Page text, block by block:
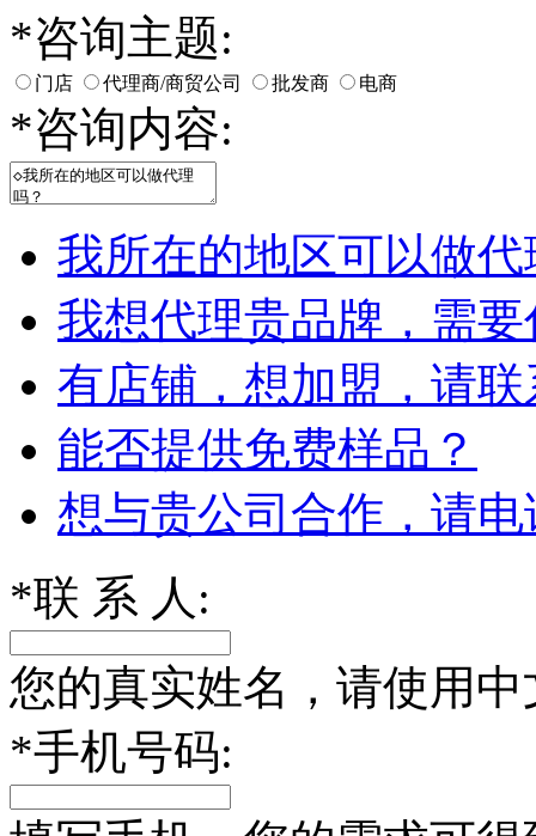
*咨询主题:
门店 代理商/商贸公司 批发商 电商
*咨询内容:
我所在的地区可以做
我想代理贵品牌，需
有店铺，想加盟，请
能否提供免费样品？
想与贵公司合作，请
*联 系 人:
您的真实姓名，请使用中
*手机号码: